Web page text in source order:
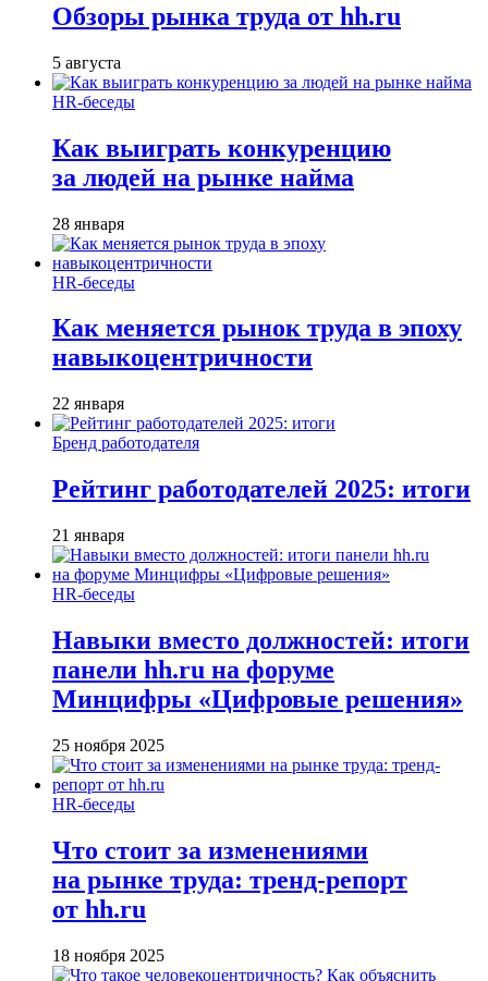
Обзоры рынка труда от hh.ru
5 августа
HR-беседы
Как выиграть конкуренцию
за людей на рынке найма
28 января
HR-беседы
Как меняется рынок труда в эпоху
навыкоцентричности
22 января
Бренд работодателя
Рейтинг работодателей 2025: итоги
21 января
HR-беседы
Навыки вместо должностей: итоги
панели hh.ru на форуме
Минцифры «Цифровые решения»
25 ноября 2025
HR-беседы
Что стоит за изменениями
на рынке труда: тренд-репорт
от hh.ru
18 ноября 2025